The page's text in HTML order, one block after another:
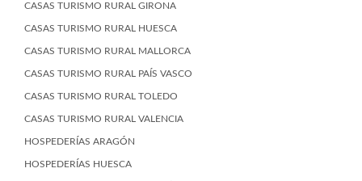
CASAS TURISMO RURAL GIRONA
CASAS TURISMO RURAL HUESCA
CASAS TURISMO RURAL MALLORCA
CASAS TURISMO RURAL PAÍS VASCO
CASAS TURISMO RURAL TOLEDO
CASAS TURISMO RURAL VALENCIA
HOSPEDERÍAS ARAGÓN
HOSPEDERÍAS HUESCA